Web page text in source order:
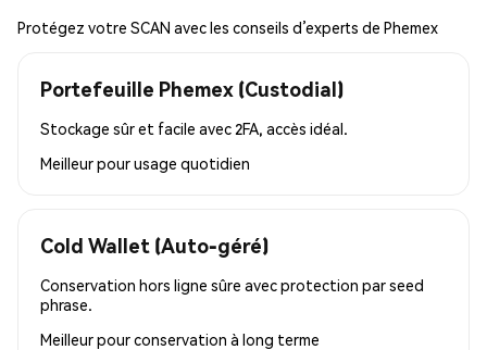
Protégez votre SCAN avec les conseils d’experts de Phemex
Portefeuille Phemex (Custodial)
Stockage sûr et facile avec 2FA, accès idéal.
Meilleur pourusage quotidien
Cold Wallet (Auto-géré)
Conservation hors ligne sûre avec protection par seed
phrase.
Meilleur pourconservation à long terme